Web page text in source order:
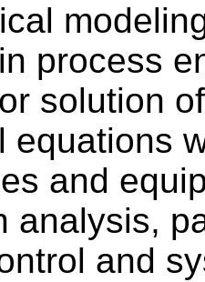
process
solution
equations
and
analysis,
and